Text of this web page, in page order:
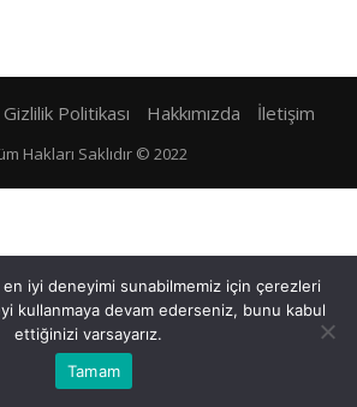
Gizlilik Politikası Hakkımızda İletişim
Hakları Saklıdır © 2022
iyi deneyimi sunabilmemiz için çerezleri
kullanmaya devam ederseniz, bunu kabul
ettiğinizi varsayarız.
Tamam